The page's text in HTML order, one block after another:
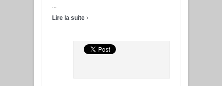
...
Lire la suite ›